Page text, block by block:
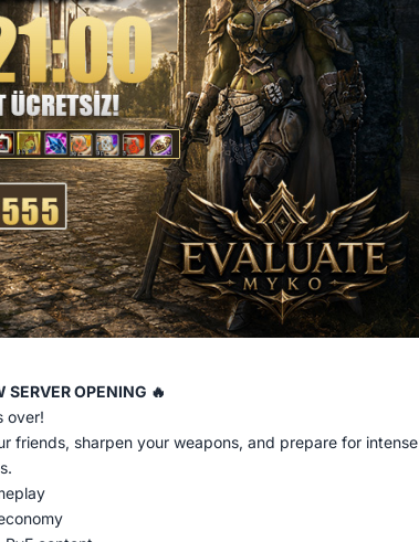
SERVER OPENING 🔥
over!
friends, sharpen your weapons, and prepare for intense